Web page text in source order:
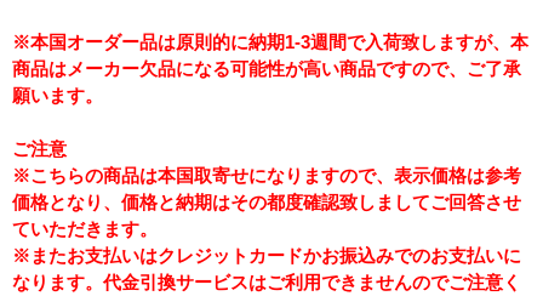
※本国オーダー品は原則的に納期1-3週間で入荷致しますが、本
商品はメーカー欠品になる可能性が高い商品ですので、ご了承
願います。
ご注意
※こちらの商品は本国取寄せになりますので、表示価格は参考
価格となり、価格と納期はその都度確認致しましてご回答させ
ていただきます。
※またお支払いはクレジットカードかお振込みでのお支払いに
なります。代金引換サービスはご利用できませんのでご注意く